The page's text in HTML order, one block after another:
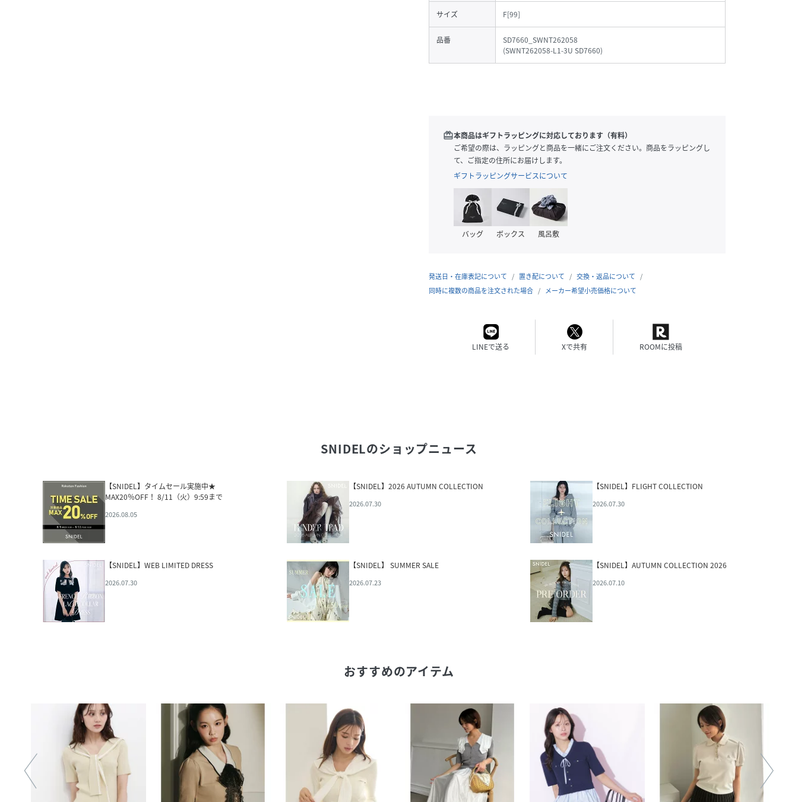
サイズ F[99]
品番
SD7660_SWNT262058
(SWNT262058-L1-3U SD7660)
redeem本商品はギフトラッピングに対応しております（有料）
ご希望の際は、ラッピングと商品を一緒にご注文ください。商品をラッピングし
て、ご指定の住所にお届けします。
ギフトラッピングサービスについて
バッグ ボックス 風呂敷
発送日・在庫表記について 置き配について
交換・返品について
同時に複数の商品を注文された場合
メーカー希望小売価格について
LINEで送る Xで共有 ROOMに投稿
SNIDELのショップニュース
【SNIDEL】タイムセール実施中★
MAX20％OFF！ 8/11（火）9:59まで
2026.08.05
【SNIDEL】2026 AUTUMN COLLECTION
2026.07.30
【SNIDEL】FLIGHT COLLECTION
2026.07.30
【SNIDEL】WEB LIMITED DRESS
2026.07.30
【SNIDEL】 SUMMER SALE
2026.07.23
【SNIDEL】AUTUMN COLLECTION 2026
2026.07.10
おすすめのアイテム